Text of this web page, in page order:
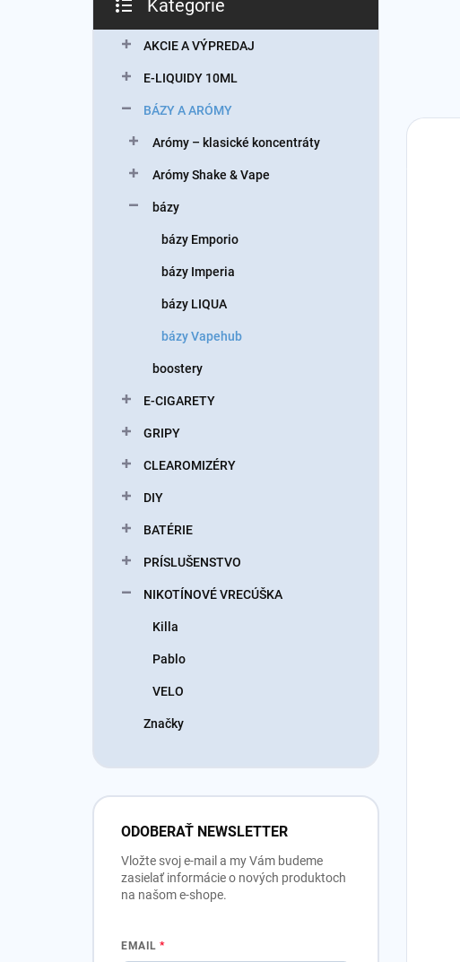
kategórie
Kategórie
AKCIE A VÝPREDAJ
E-LIQUIDY 10ML
BÁZY A ARÓMY
Arómy – klasické koncentráty
Arómy Shake & Vape
bázy
bázy Emporio
bázy Imperia
bázy LIQUA
bázy Vapehub
boostery
E-CIGARETY
GRIPY
CLEAROMIZÉRY
DIY
BATÉRIE
PRÍSLUŠENSTVO
NIKOTÍNOVÉ VRECÚŠKA
Killa
Pablo
VELO
Značky
ODOBERAŤ NEWSLETTER
Vložte svoj e-mail a my Vám budeme
zasielať informácie o nových produktoch
na našom e-shope.
EMAIL